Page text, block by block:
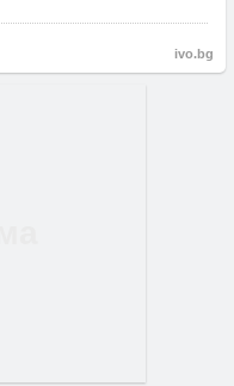
ivo.bg